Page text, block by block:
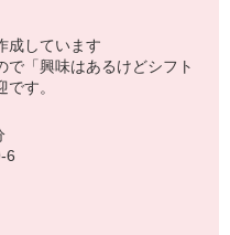
成しています
「興味はあるけどシフト
す。
6